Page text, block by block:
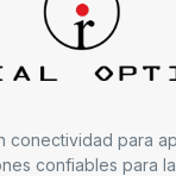
conectividad para
confiables para la